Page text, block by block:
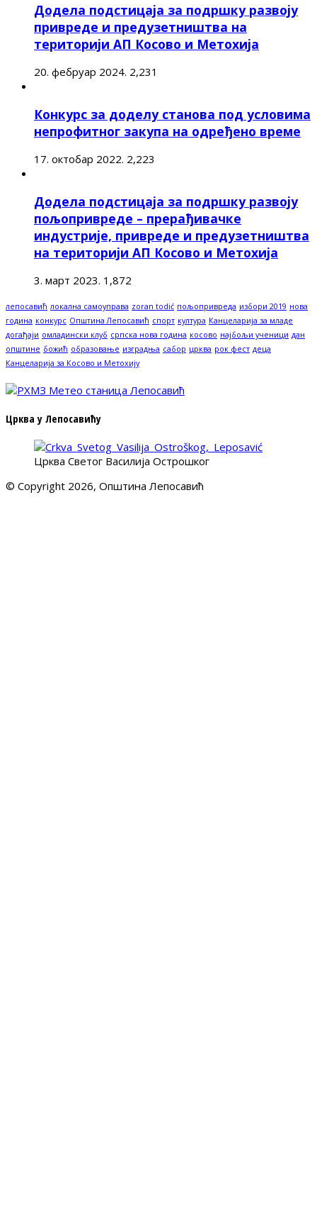
Додела подстицаја за подршку развоју
привреде и предузетништва на
територији АП Косово и Метохија
20. фебруар 2024. 2,231
Конкурс за доделу станова под условима
непрофитног закупа на одређено време
17. октобар 2022. 2,223
Додела подстицаја за подршку развоју
пољопривреде – прерађивачке
индустрије, привреде и предузетништва
на територији АП Косово и Метохија
3. март 2023. 1,872
лепосавић локална самоуправа zoran todić пољопривреда избори 2019 нова
година конкурс Општина Лепосавић спорт култура Канцеларија за младе
догађаји омладински клуб српска нова година косово најбољи ученици дан
општине божић образовање изградња сабор црква рок фест деца
Канцеларија за Косово и Метохију
Црква у Лепосавићу
Црква Светог Василија Острошког
© Copyright 2026, Општина Лепосавић